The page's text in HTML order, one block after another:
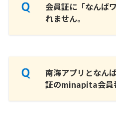
会員証に「なんば
れません。
南海アプリとなん
証のminapita会員